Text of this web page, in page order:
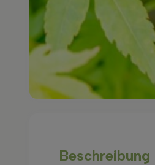
Beschreibung